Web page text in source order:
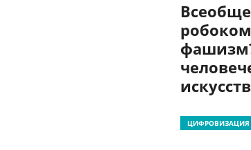
ЦИФРОВИЗАЦИЯ